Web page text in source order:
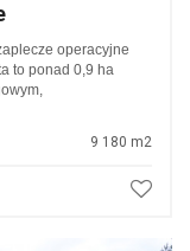
operacyjne
to ponad 0,9 ha
9 180 m2